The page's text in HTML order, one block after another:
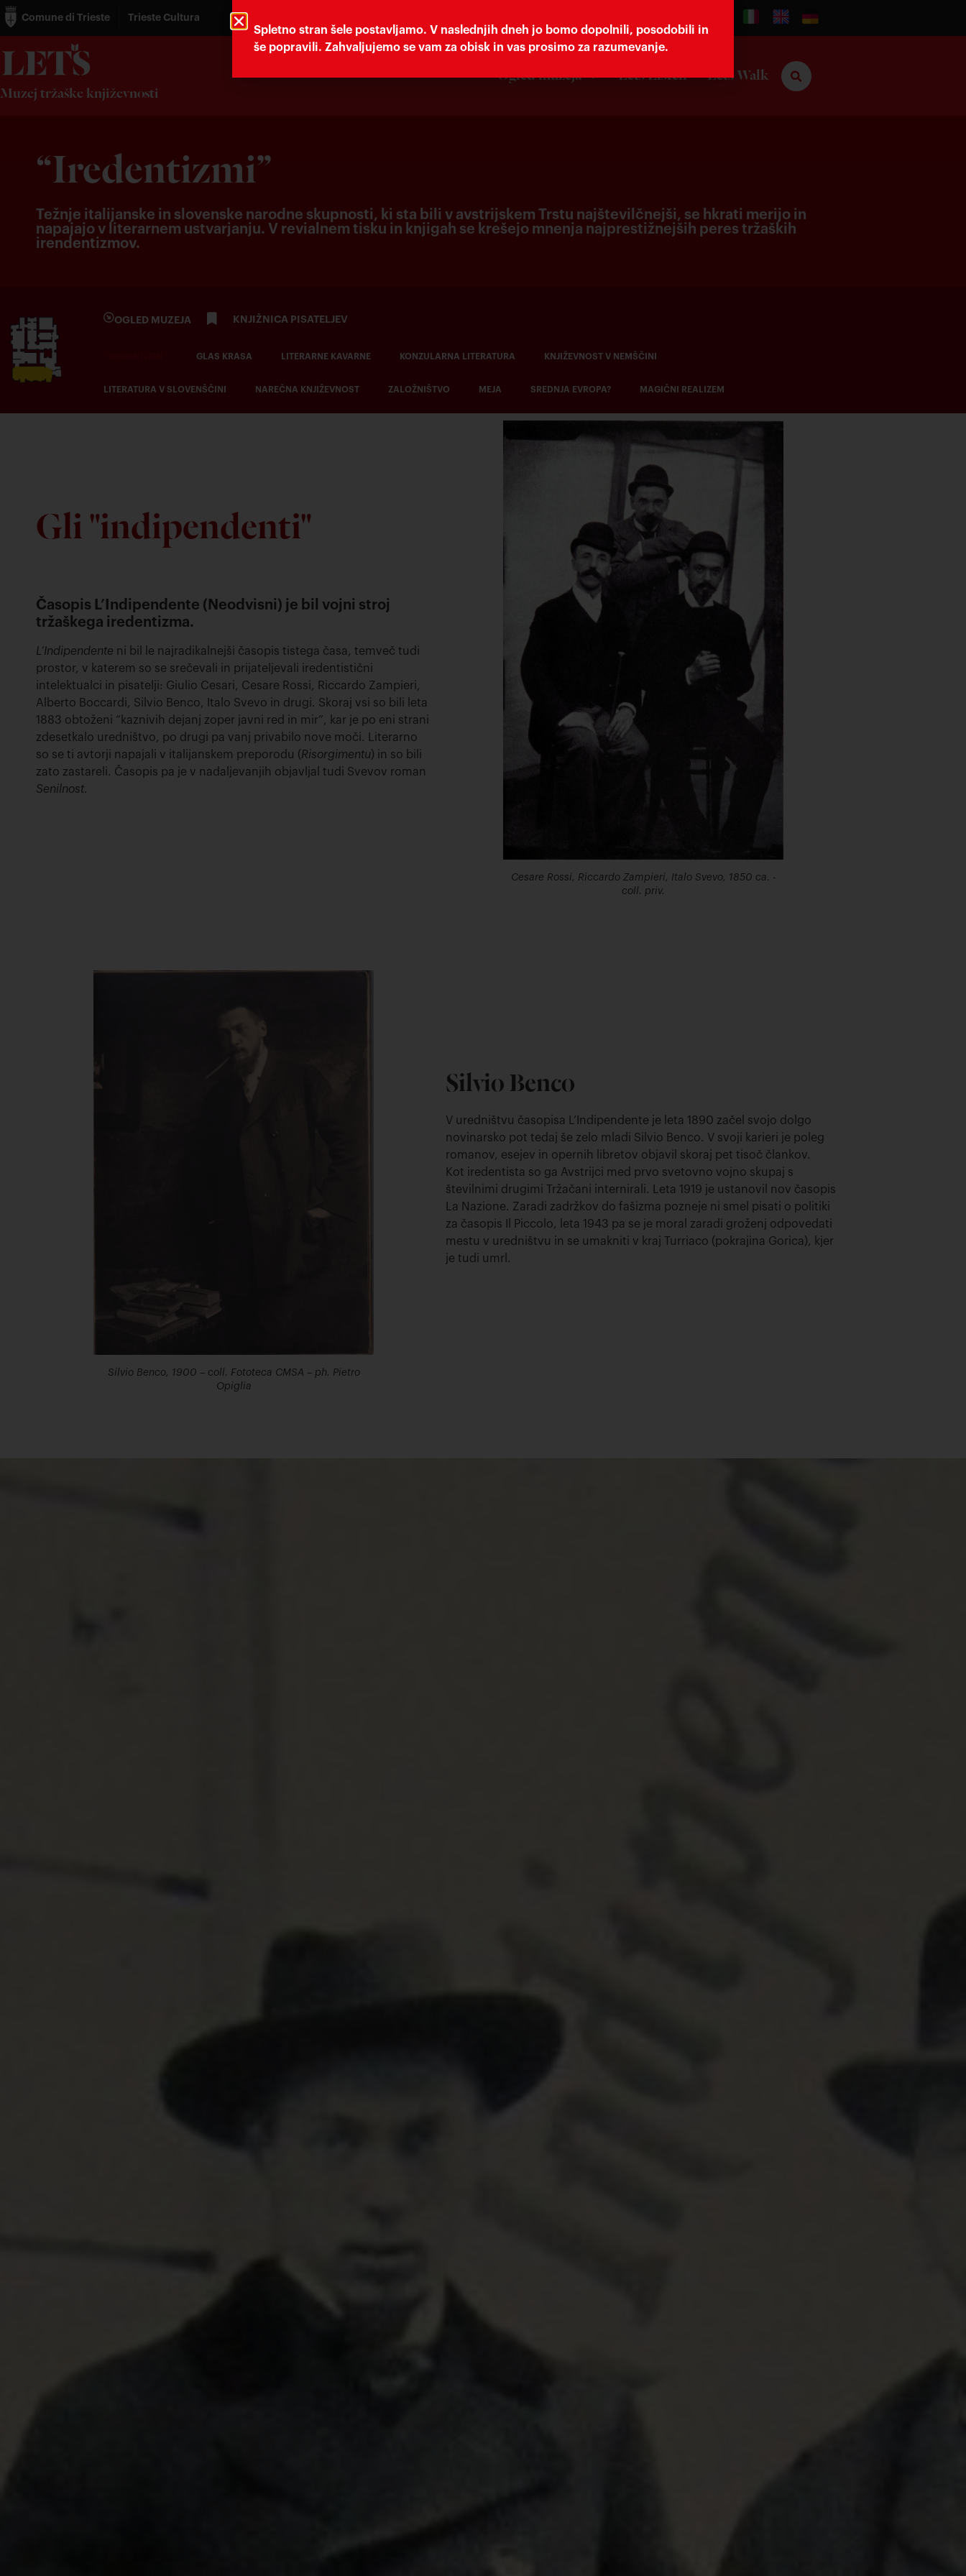
Comune di Trieste Trieste Cultura
Muzej tržaške književnosti
Ogled muzeja Lets Listen Lets Walk
“Iredentizmi”
Težnje italijanske in slovenske narodne skupnosti, ki sta bili v avstrijskem Trstu najštevilčnejši, se hkrati merijo in
napajajo v literarnem ustvarjanju. V revialnem tisku in knjigah se krešejo mnenja najprestižnejših peres tržaških
irendentizmov.
OGLED MUZEJA KNJIŽNICA PISATELJEV
GLAS KRASA LITERARNE KAVARNE KONZULARNA LITERATURA KNJIŽEVNOST V NEMŠČINI
LITERATURA V SLOVENŠČINI NAREČNA KNJIŽEVNOST ZALOŽNIŠTVO MEJA SREDNJA EVROPA? MAGIČNI REALIZEM
Gli "indipendenti"
Časopis L’Indipendente (Neodvisni) je bil vojni stroj
tržaškega iredentizma.
L’Indipendente ni bil le najradikalnejši časopis tistega časa, temveč tudi
prostor, v katerem so se srečevali in prijateljevali iredentistični
intelektualci in pisatelji: Giulio Cesari, Cesare Rossi, Riccardo Zampieri,
Alberto Boccardi, Silvio Benco, Italo Svevo in drugi. Skoraj vsi so bili leta
1883 obtoženi “kaznivih dejanj zoper javni red in mir”, kar je po eni strani
zdesetkalo uredništvo, po drugi pa vanj privabilo nove moči. Literarno
so se ti avtorji napajali v italijanskem preporodu (Risorgimentu) in so bili
zato zastareli. Časopis pa je v nadaljevanjih objavljal tudi Svevov roman
Senilnost.
Cesare Rossi, Riccardo Zampieri, Italo Svevo, 1850 ca. -
coll. priv.
Silvio Benco, 1900 – coll. Fototeca CMSA – ph. Pietro
Opiglia
Silvio Benco
V uredništvu časopisa L’Indipendente je leta 1890 začel svojo dolgo
novinarsko pot tedaj še zelo mladi Silvio Benco. V svoji karieri je poleg
romanov, esejev in opernih libretov objavil skoraj pet tisoč člankov.
Kot iredentista so ga Avstrijci med prvo svetovno vojno skupaj s
številnimi drugimi Tržačani internirali. Leta 1919 je ustanovil nov časopis
La Nazione. Zaradi zadržkov do fašizma pozneje ni smel pisati o politiki
za časopis Il Piccolo, leta 1943 pa se je moral zaradi groženj odpovedati
mestu v uredništvu in se umakniti v kraj Turriaco (pokrajina Gorica), kjer
je tudi umrl.
Spletno stran šele postavljamo. V naslednjih dneh jo bomo dopolnili, posodobili in
še popravili. Zahvaljujemo se vam za obisk in vas prosimo za razumevanje.